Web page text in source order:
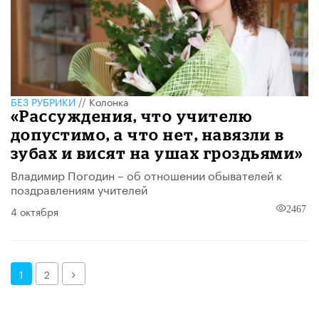
БЕЗ РУБРИКИ//Колонка
«Рассуждения, что учителю
допустимо, а что нет, навязли в
зубах и висят на ушах гроздьями»
Владимир Погодин – об отношении обывателей к
поздравлениям учителей
4 октября 2467
1 2 Далее